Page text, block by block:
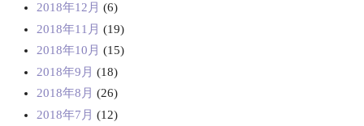
2018年12月 (6)
2018年11月 (19)
2018年10月 (15)
2018年9月 (18)
2018年8月 (26)
2018年7月 (12)